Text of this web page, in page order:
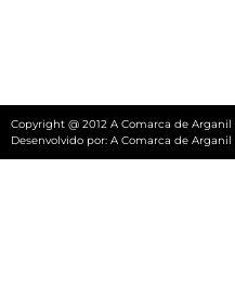
Copyright @ 2012 A Comarca de Arganil
Desenvolvido por: A Comarca de Arganil